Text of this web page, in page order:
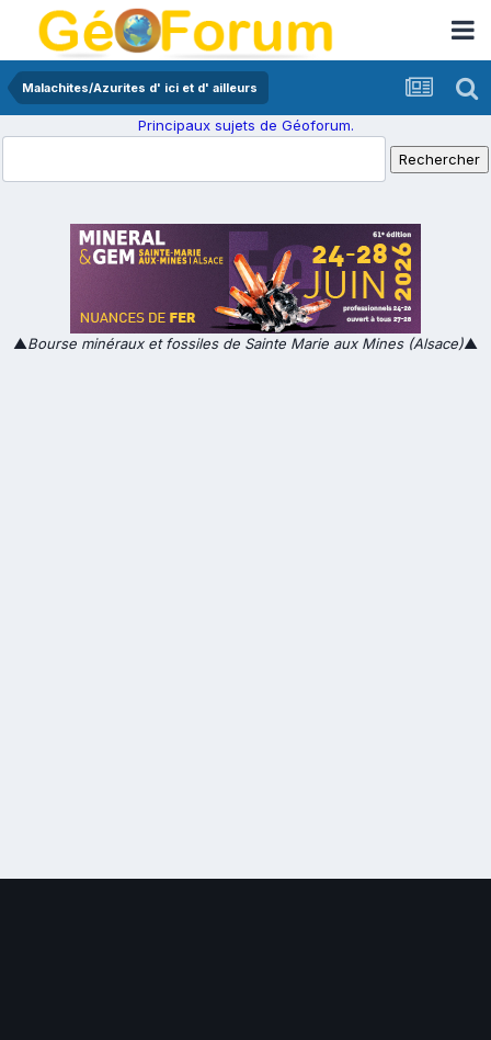
Malachites/Azurites d' ici et d' ailleurs
Principaux sujets de Géoforum.
▲Bourse minéraux et fossiles de Sainte Marie aux Mines (Alsace)▲